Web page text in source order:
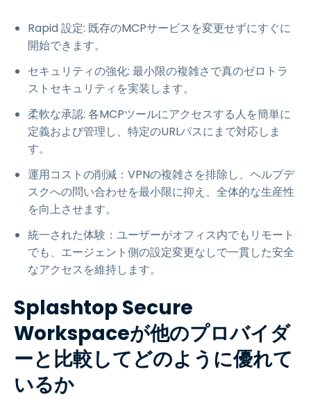
Rapid 設定: 既存のMCPサービスを変更せずにすぐに
開始できます。
セキュリティの強化: 最小限の複雑さで真のゼロトラ
ストセキュリティを実装します。
柔軟な承認: 各MCPツールにアクセスする人を簡単に
定義および管理し、特定のURLパスにまで対応しま
す。
運用コストの削減：VPNの複雑さを排除し、ヘルプデ
スクへの問い合わせを最小限に抑え、全体的な生産性
を向上させます。
統一された体験：ユーザーがオフィス内でもリモート
でも、エージェント側の設定変更なしで一貫した安全
なアクセスを維持します。
Splashtop Secure
Workspaceが他のプロバイダ
ーと比較してどのように優れて
いるか